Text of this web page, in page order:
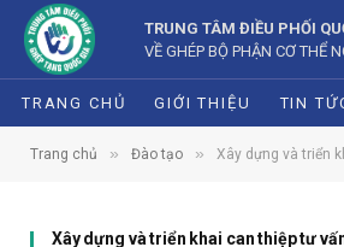
TRUNG TÂM ĐIỀU PHỐI
VỀ GHÉP BỘ PHẬN CƠ THỂ
TRANG CHỦ GIỚI THIỆU TIN
Trang chủ » Đào tạo » Xây dựng và triển khai can thiệp tư vấn hiến mô, tạng và
Xây dựng và triển khai can thiệp tư